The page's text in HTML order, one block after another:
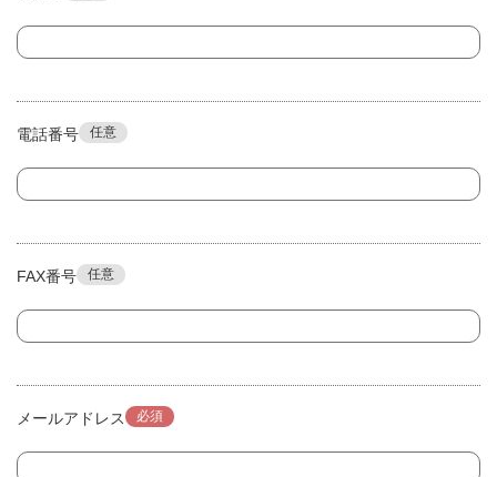
電話番号 任意
FAX番号 任意
メールアドレス 必須